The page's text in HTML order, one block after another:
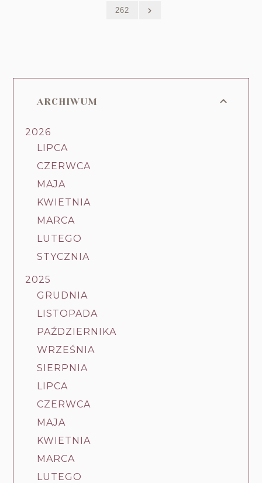
262
ARCHIWUM
2026
LIPCA
CZERWCA
MAJA
KWIETNIA
MARCA
LUTEGO
STYCZNIA
2025
GRUDNIA
LISTOPADA
PAŹDZIERNIKA
WRZEŚNIA
SIERPNIA
LIPCA
CZERWCA
MAJA
KWIETNIA
MARCA
LUTEGO